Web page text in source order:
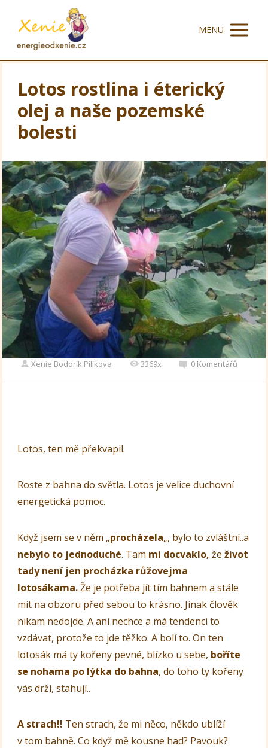
MENU
Lotos rostlina i éterický
olej a naše pozemské
bolesti
Xenie Bodorík Pilíkova 3369x 0 Komentářů
Lotos, ten mě překvapil.
Roste z bahna do světla. Lotos je velice duchovní
energetická pomoc.
Když jsem se v něm „procházela„, bylo to zvláštní..a
nebylo to jednoduché. Tam mi docvaklo, žeživot
tady není jen procházka růžovejma
lotosákama.Že je potřeba jít tím bahnem a stále
mít na obzoru před sebou to krásno. Jinak člověk
nikam nedojde. A ani nechce a má tendenci to
vzdávat, protože to jde těžko. A bolí to. On ten
lotosák má ty kořeny pevné, blízko u sebe, boříte
se nohama po lýtka do bahna, do toho ty kořeny
vás drží, stahují..
A strach!! Ten strach, že mi něco, někdo ublíží
v tom bahně. Co když mě kousne had? Pavouk?